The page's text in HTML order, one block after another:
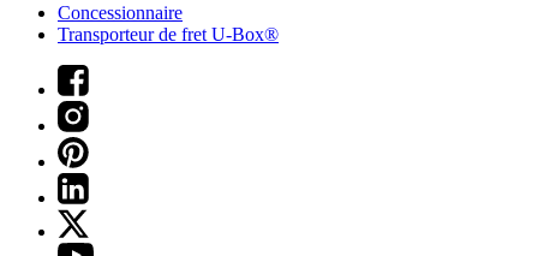
Concessionnaire
Transporteur de fret U-Box®